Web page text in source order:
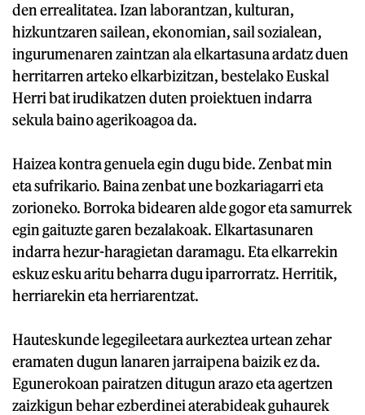
den errealitatea. Izan laborantzan, kulturan,
hizkuntzaren sailean, ekonomian, sail sozialean,
ingurumenaren zaintzan ala elkartasuna ardatz duen
herritarren arteko elkarbizitzan, bestelako Euskal
Herri bat irudikatzen duten proiektuen indarra
sekula baino agerikoagoa da.
Haizea kontra genuela egin dugu bide. Zenbat min
eta sufrikario. Baina zenbat une bozkariagarri eta
zorioneko. Borroka bidearen alde gogor eta samurrek
egin gaituzte garen bezalakoak. Elkartasunaren
indarra hezur-haragietan daramagu. Eta elkarrekin
eskuz esku aritu beharra dugu iparrorratz. Herritik,
herriarekin eta herriarentzat.
Hauteskunde legegileetara aurkeztea urtean zehar
eramaten dugun lanaren jarraipena baizik ez da.
Egunerokoan pairatzen ditugun arazo eta agertzen
zaizkigun behar ezberdinei aterabideak guhaurek